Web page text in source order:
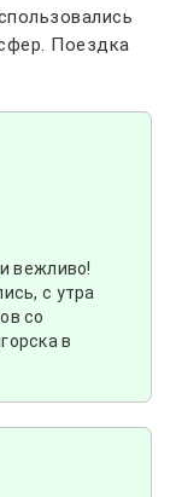
Поездка
вежливо!
с утра
со
в